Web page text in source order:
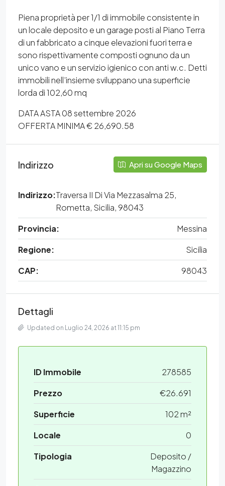
Piena proprietà per 1/1 di immobile consistente in
un locale deposito e un garage posti al Piano Terra
di un fabbricato a cinque elevazioni fuori terra e
sono rispettivamente composti ognuno da un
unico vano e un servizio igienico con anti w.c. Detti
immobili nell’insieme sviluppano una superficie
lorda di 102,60 mq
DATA ASTA 08 settembre 2026
OFFERTA MINIMA € 26,690.58
Indirizzo Apri su Google Maps
Indirizzo:Traversa II Di Via Mezzasalma 25,
Rometta, Sicilia, 98043
Provincia:
Messina
Regione:
Sicilia
CAP:
98043
Dettagli
Updated on Luglio 24, 2026 at 11:15 pm
ID Immobile
278585
Prezzo
€26.691
Superficie
102 m²
Locale
0
Tipologia
Deposito /
Magazzino